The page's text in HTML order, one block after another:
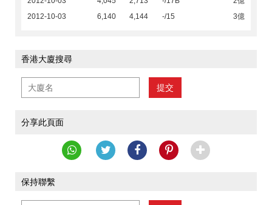
2012-10-03
6,140 4,144 -/15 3億
香港大廈搜尋
提交
分享此頁面
保持聯繫